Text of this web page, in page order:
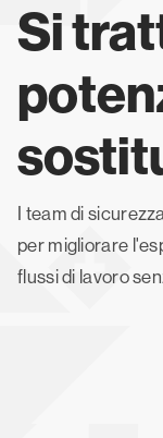
Si
I team di
per migliorare
flussi di lavoro